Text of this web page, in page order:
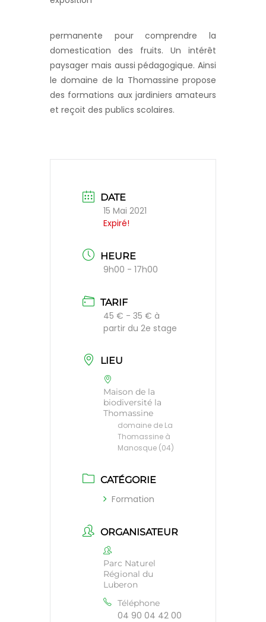
permanente pour comprendre la
domestication des fruits. Un intérêt
paysager mais aussi pédagogique. Ainsi
le domaine de la Thomassine propose
des formations aux jardiniers amateurs
et reçoit des publics scolaires.
DATE
15 Mai 2021
Expiré!
HEURE
9h00 - 17h00
TARIF
45 € - 35 € à
partir du 2e stage
LIEU
Maison de la
biodiversité la
Thomassine
domaine de La
Thomassine à
Manosque (04)
CATÉGORIE
Formation
ORGANISATEUR
Parc Naturel
Régional du
Luberon
Téléphone
04 90 04 42 00